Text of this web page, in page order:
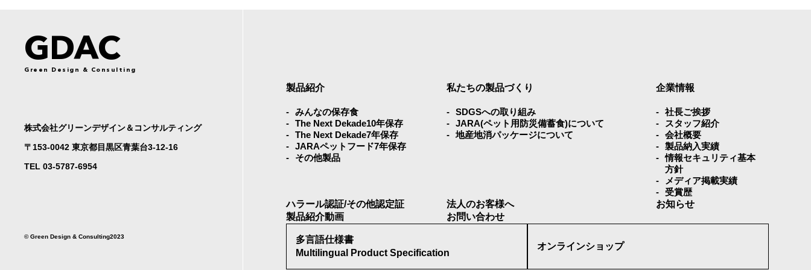
GDAC
Green Design & Consulting
株式会社グリーンデザイン＆コンサルティング
〒153-0042 東京都目黒区青葉台3-12-16
TEL 03-5787-6954
©︎ Green Design & Consulting2023
製品紹介
みんなの保存⾷
The Next Dekade10年保存
The Next Dekade7年保存
JARAペットフード7年保存
その他製品
私たちの製品づくり
SDGSへの取り組み
JARA(ペット⽤防災備蓄⾷)について
地産地消パッケージについて
企業情報
社⻑ご挨拶
スタッフ紹介
会社概要
製品納入実績
情報セキュリティ基本
方針
メディア掲載実績
受賞歴
ハラール認証/その他認定証
法人のお客様へ
お知らせ
製品紹介動画
お問い合わせ
多言語仕様書
Multilingual Product Specification
オンラインショップ